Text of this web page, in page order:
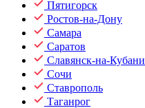
Пятигорск
Ростов-на-Дону
Самара
Саратов
Славянск-на-Кубани
Сочи
Ставрополь
Таганрог